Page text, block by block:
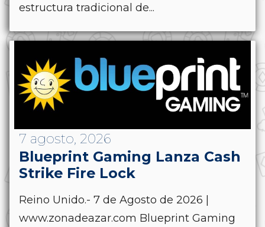
estructura tradicional de...
7 agosto, 2026
Blueprint Gaming Lanza Cash
Strike Fire Lock
Reino Unido.- 7 de Agosto de 2026 |
www.zonadeazar.com Blueprint Gaming